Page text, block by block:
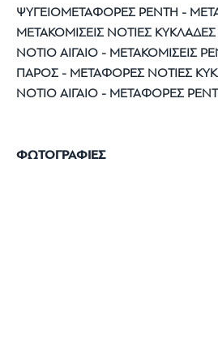
ΨΥΓΕΙΟΜΕΤΑΦΟΡΕΣ ΡΕΝΤΗ -
ΜΕΤΑΚΟΜΙΣΕΙΣ ΝΟΤΙΕΣ
ΝΟΤΙΟ ΑΙΓΑΙΟ - ΜΕΤΑΚΟΜΙΣΕΙΣ
ΠΑΡΟΣ - ΜΕΤΑΦΟΡΕΣ ΝΟΤΙΕΣ
ΝΟΤΙΟ ΑΙΓΑΙΟ - ΜΕΤΑΦΟΡΕΣ
ΦΩΤΟΓΡΑΦΙΕΣ